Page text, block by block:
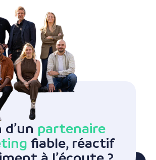
d’un partenaire
fiable, réactif